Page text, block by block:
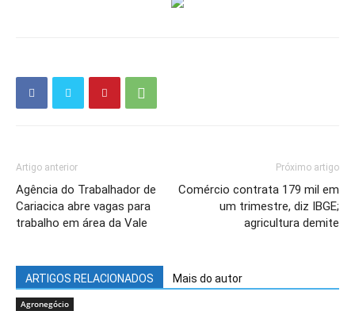
Artigo anterior
Agência do Trabalhador de
Cariacica abre vagas para
trabalho em área da Vale
Próximo artigo
Comércio contrata 179 mil em
um trimestre, diz IBGE;
agricultura demite
ARTIGOS RELACIONADOS Mais do autor
Agronegócio